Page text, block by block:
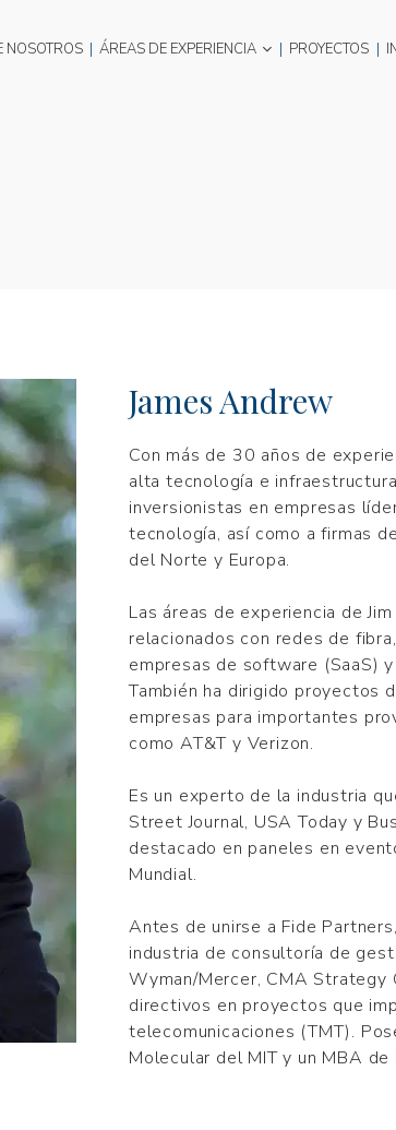
NOSOTROS | ÁREAS DE EXPERIENCIA | PROYECTOS |
James Andrew
Con más de 30 años de
alta tecnología e
inversionistas en empresas
tecnología, así como a firmas
del Norte y Europa.
Las áreas de experiencia de
relacionados con redes de
empresas de software (SaaS)
También ha dirigido proyectos
empresas para importantes
como AT&T y Verizon.
Es un experto de la industria
Street Journal, USA Today y
destacado en paneles en
Mundial.
Antes de unirse a Fide
industria de consultoría de
Wyman/Mercer, CMA
directivos en proyectos que
telecomunicaciones (TMT).
Molecular del MIT y un MBA de